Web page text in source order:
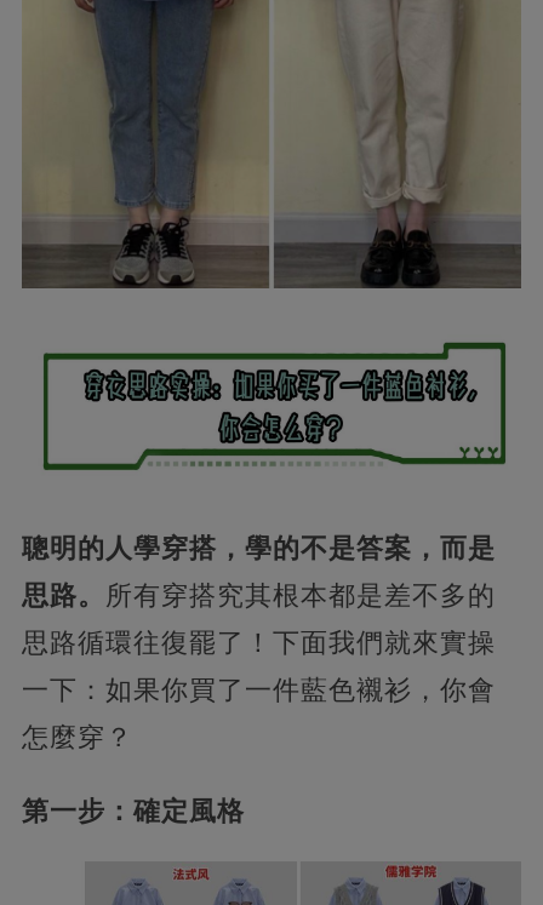
聰明的人學穿搭，學的不是答案，而是
思路。 所有穿搭究其根本都是差不多的
思路循環往復罷了！下面我們就來實操
一下：如果你買了一件藍色襯衫，你會
怎麼穿？
第一步：確定風格